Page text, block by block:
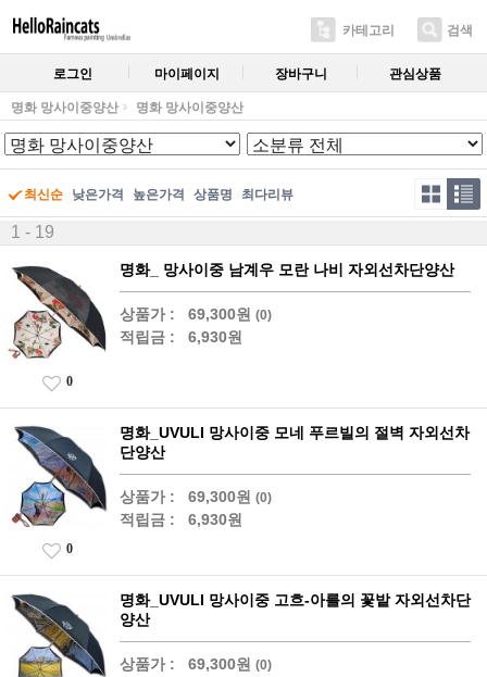
카테고리 검색
로그인 마이페이지 장바구니 관심상품
명화 망사이중양산 명화 망사이중양산
최신순 낮은가격 높은가격 상품명 최다리뷰
1 - 19
명화_ 망사이중 남계우 모란 나비 자외선차단양산
상품가 : 69,300원 (0)
적립금 : 6,930원
0
명화_UVULI 망사이중 모네 푸르빌의 절벽 자외선차
단양산
상품가 : 69,300원 (0)
적립금 : 6,930원
0
명화_UVULI 망사이중 고흐-아를의 꽃밭 자외선차단
양산
상품가 : 69,300원 (0)